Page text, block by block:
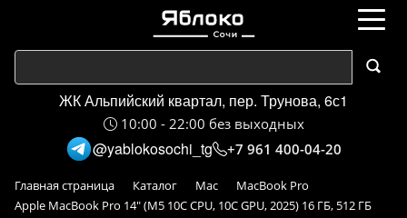
ЖК Альпийский квартал, пер. Трунова, 6с1
10:00 - 22:00 без выходных
@yablokosochi_tg +7 961 400-04-20
Главная страница Каталог Mac
MacBook Pro
Apple MacBook Pro 14" (M5 10C CPU, 10C GPU, 2025) 16 ГБ, 512 ГБ